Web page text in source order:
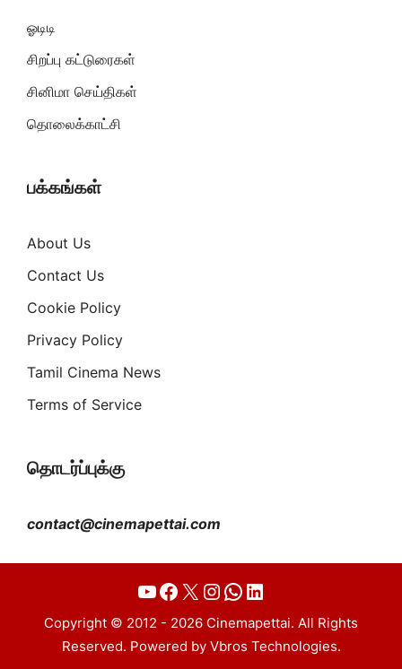
ஓடிடி
சிறப்பு கட்டுரைகள்
சினிமா செய்திகள்
தொலைக்காட்சி
பக்கங்கள்
About Us
Contact Us
Cookie Policy
Privacy Policy
Tamil Cinema News
Terms of Service
தொடர்ப்புக்கு
contact@cinemapettai.com
YouTube
Facebook
X Instagram
WhatsApp
LinkedIn
Copyright © 2012 - 2026 Cinemapettai. All Rights
Reserved. Powered by Vbros Technologies.